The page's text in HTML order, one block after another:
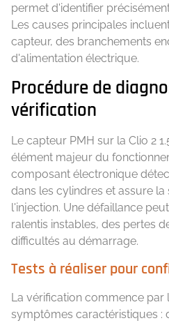
permet d'identifier
Les causes principales
capteur, des branchements
d'alimentation électrique.
Procédure de
vérification
Le capteur PMH sur la Clio 2
élément majeur du
composant électronique
dans les cylindres et assure
l'injection. Une défaillance
ralentis instables, des pertes
difficultés au démarrage.
Tests à réaliser pour
La vérification commence par
symptômes caractéristiques :